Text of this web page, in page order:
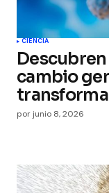
CIENCIA
cambio
por junio 8, 2026